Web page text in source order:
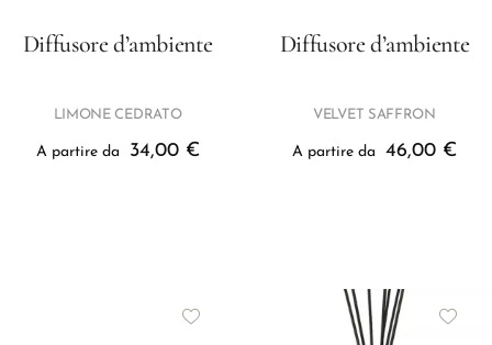
Diffusore d’ambiente
LIMONE CEDRATO
A partire da 34,00 €
Diffusore d’ambiente
VELVET SAFFRON
A partire da 46,00 €